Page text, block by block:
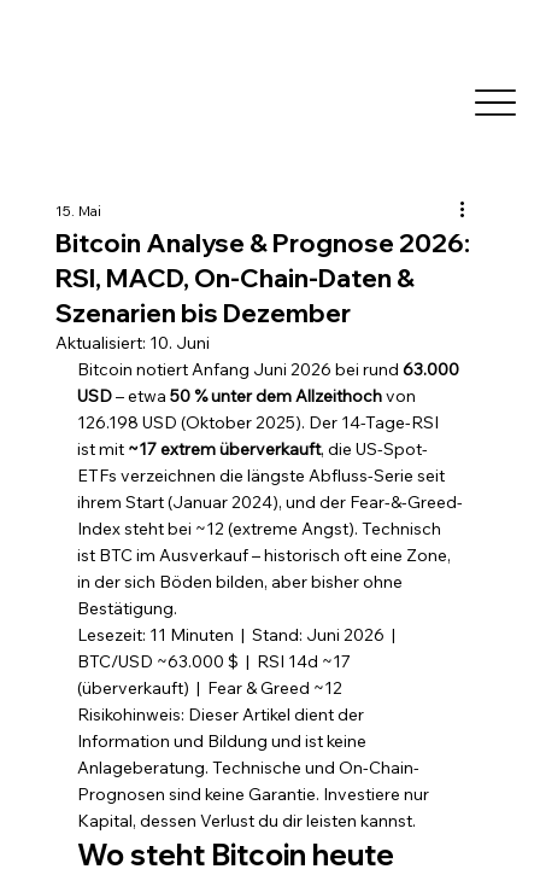
Bitcoin Analyse & Prognose 2026:
RSI, MACD, On-Chain-Daten &
Szenarien bis Dezember
15. Mai
Aktualisiert: 10. Juni
Bitcoin notiert Anfang Juni 2026 bei rund 63.000
USD – etwa 50 % unter dem Allzeithoch von
126.198 USD (Oktober 2025). Der 14-Tage-RSI
ist mit ~17 extrem überverkauft, die US-Spot-
ETFs verzeichnen die längste Abfluss-Serie seit
ihrem Start (Januar 2024), und der Fear-&-Greed-
Index steht bei ~12 (extreme Angst). Technisch
ist BTC im Ausverkauf – historisch oft eine Zone,
in der sich Böden bilden, aber bisher ohne
Bestätigung.
Lesezeit: 11 Minuten  |  Stand: Juni 2026  |
BTC/USD ~63.000 $  |  RSI 14d ~17
(überverkauft)  |  Fear & Greed ~12
Risikohinweis: Dieser Artikel dient der
Information und Bildung und ist keine
Anlageberatung. Technische und On-Chain-
Prognosen sind keine Garantie. Investiere nur
Kapital, dessen Verlust du dir leisten kannst.
Wo steht Bitcoin heute